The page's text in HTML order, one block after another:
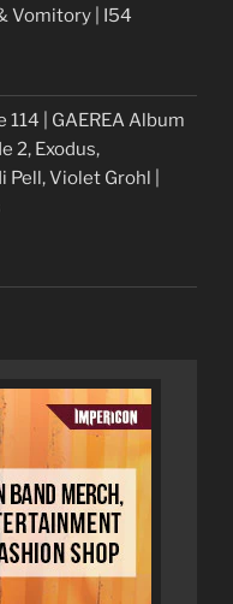
Vomitory | I54
| GAEREA Album
2, Exodus,
Violet Grohl |